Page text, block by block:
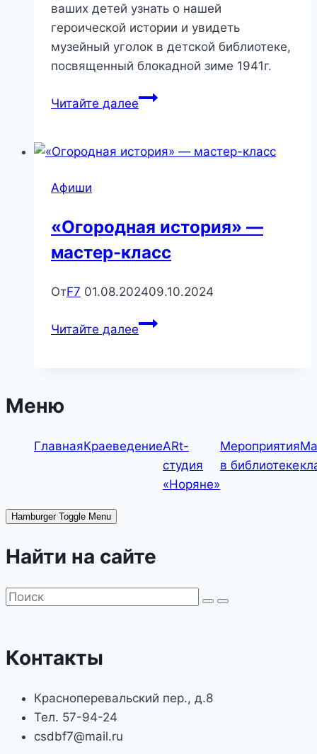
ваших детей узнать о нашей
героической истории и увидеть
музейный уголок в детской библиотеке,
посвященный блокадной зиме 1941г.
Читайте далееПриглашаем
час
Афиши
«Огородная история» —
мастер-класс
ОтF7 01.08.202409.10.2024
Читайте далее«Огородная
Меню
ГлавнаяКраеведениеARt-
студия
«Норяне»
Мероприятия
в библиотеке
Hamburger Toggle Menu
Найти на сайте
Контакты
Красноперевальский пер., д.8
Тел. 57-94-24
csdbf7@mail.ru